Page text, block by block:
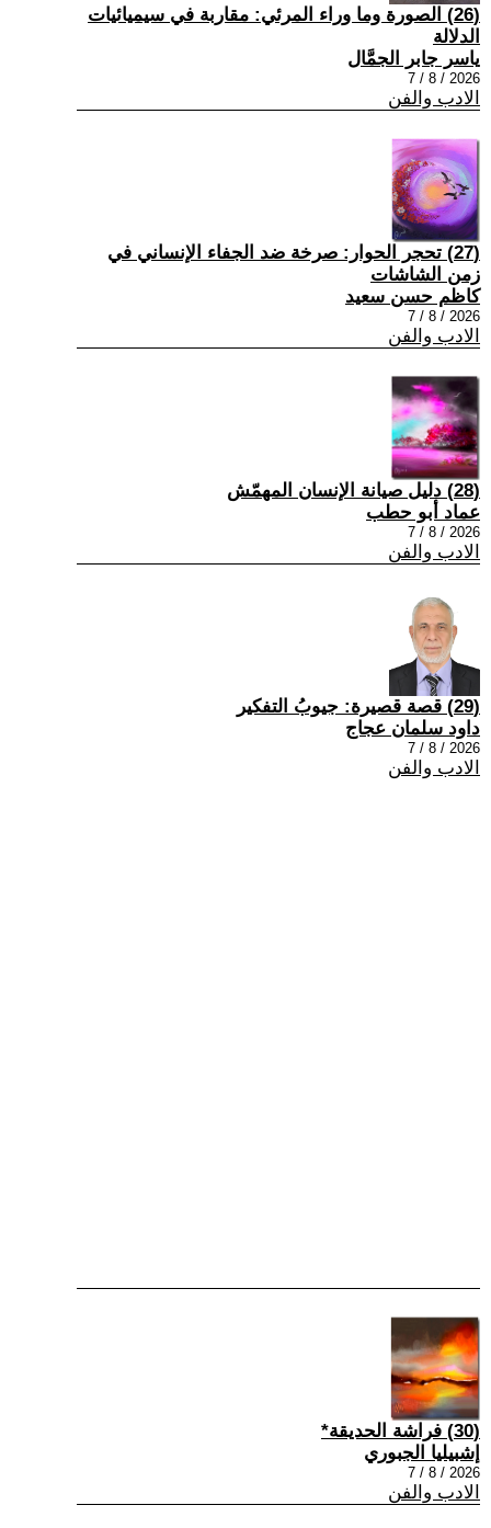
(26) الصورة وما وراء المرئي: مقاربة في سيميائيات
الدلالة
ياسر جابر الجمَّال
2026 / 8 / 7
الادب والفن
(27) تحجر الحوار: صرخة ضد الجفاء الإنساني في
زمن الشاشات
كاظم حسن سعيد
2026 / 8 / 7
الادب والفن
(28) دليل صيانة الإنسان المهمّش
عماد أبو حطب
2026 / 8 / 7
الادب والفن
(29) قصة قصيرة: جيوبُ التفكير
داود سلمان عجاج
2026 / 8 / 7
الادب والفن
(30) فراشة الحديقة*
إشبيليا الجبوري
2026 / 8 / 7
الادب والفن